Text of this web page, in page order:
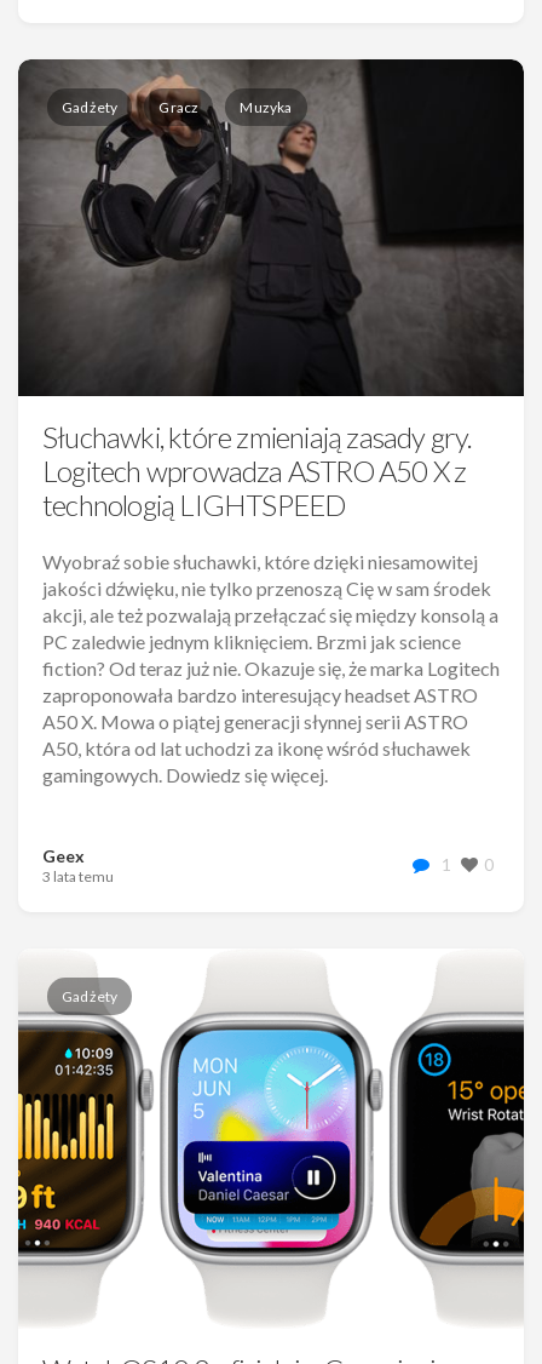
Gadżety Gracz Muzyka
Słuchawki, które zmieniają zasady gry.
Logitech wprowadza ASTRO A50 X z
technologią LIGHTSPEED
Wyobraź sobie słuchawki, które dzięki niesamowitej
jakości dźwięku, nie tylko przenoszą Cię w sam środek
akcji, ale też pozwalają przełączać się między konsolą a
PC zaledwie jednym kliknięciem. Brzmi jak science
fiction? Od teraz już nie. Okazuje się, że marka Logitech
zaproponowała bardzo interesujący headset ASTRO
A50 X. Mowa o piątej generacji słynnej serii ASTRO
A50, która od lat uchodzi za ikonę wśród słuchawek
gamingowych. Dowiedz się więcej.
Geex
3 lata temu
1 0
Gadżety